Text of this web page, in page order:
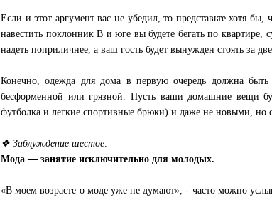
Если и этот аргумент вас не убедил, то представьте хотя
навестить поклонник В и юге вы будете бегать по квартире,
надеть поприличнее, а ваш гость будет вынужден стоять за
Конечно, одежда для дома в первую очередь должна
бесформенной или грязной. Пусть ваши домашние вещи
футболка и легкие спортивные брюки) и даже не новыми,
❖ Заблуждение шестое:
Мода — занятие исключительно для молодых.
«В моем возрасте о моде уже не думают», - часто можно